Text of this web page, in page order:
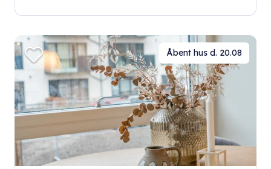
Åbent hus d. 20.08